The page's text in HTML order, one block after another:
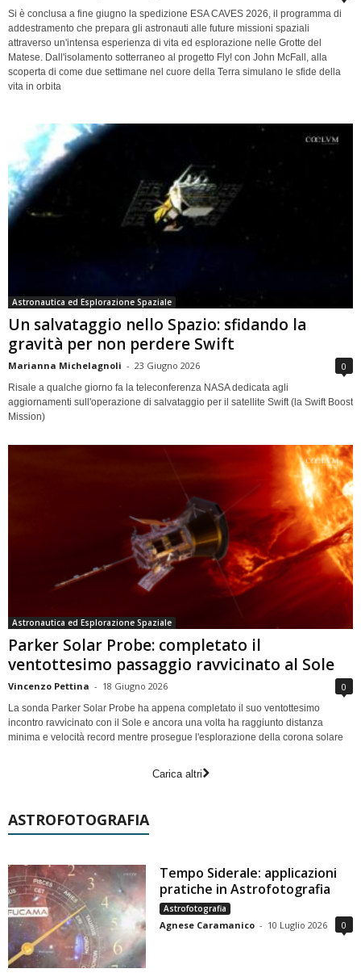
Si è conclusa a fine giugno la spedizione ESA CAVES 2026, il programma di
addestramento che prepara gli astronauti alle future missioni spaziali
attraverso un'intensa esperienza di vita ed esplorazione nelle Grotte del
Matese. Dall'isolamento sotterraneo al progetto Fly! con John McFall, alla
scoperta di come due settimane nel cuore della Terra simulano le sfide della
vita in orbita
Astronautica ed Esplorazione Spaziale
Un salvataggio nello Spazio: sfidando la
gravità per non perdere Swift
Marianna Michelagnoli - 23 Giugno 2026 0
Risale a qualche giorno fa la teleconferenza NASA dedicata agli
aggiornamenti sull'operazione di salvataggio per il satellite Swift (la Swift Boost
Mission)
Astronautica ed Esplorazione Spaziale
Parker Solar Probe: completato il
ventottesimo passaggio ravvicinato al Sole
Vincenzo Pettina - 18 Giugno 2026 0
La sonda Parker Solar Probe ha appena completato il suo ventottesimo
incontro ravvicinato con il Sole e ancora una volta ha raggiunto distanza
minima e velocità record mentre prosegue l'esplorazione della corona solare
Carica altri
ASTROFOTOGRAFIA
Tempo Siderale: applicazioni
pratiche in Astrofotografia
Astrofotografia
Agnese Caramanico - 10 Luglio 2026 0